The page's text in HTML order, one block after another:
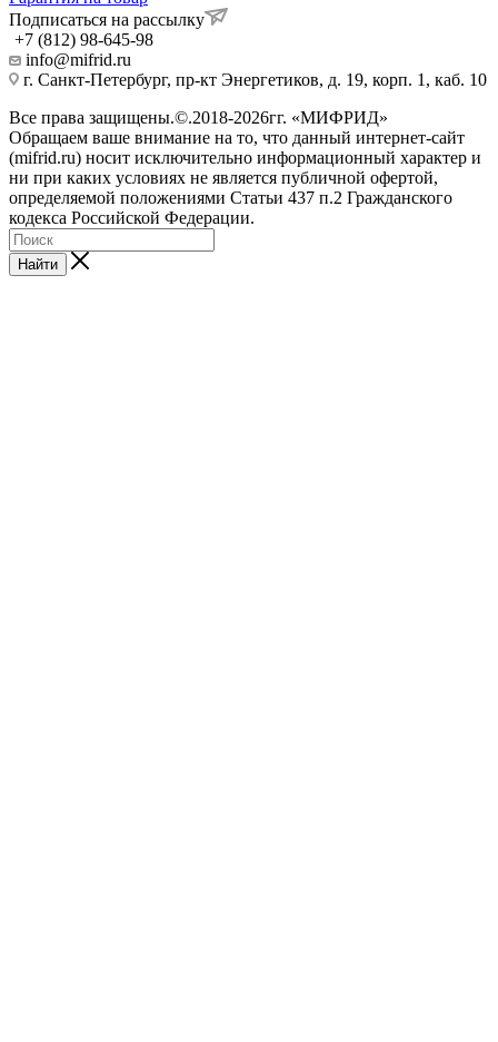
Подписаться на рассылку
+7 (812) 98-645-98
info@mifrid.ru
г. Санкт-Петербург, пр-кт Энергетиков, д. 19, корп. 1, каб. 10
Все права защищены.©.2018-2026гг. «МИФРИД»
Обращаем ваше внимание на то, что данный интернет-сайт
(mifrid.ru) носит исключительно информационный характер и
ни при каких условиях не является публичной офертой,
определяемой положениями Статьи 437 п.2 Гражданского
кодекса Российской Федерации.
Найти